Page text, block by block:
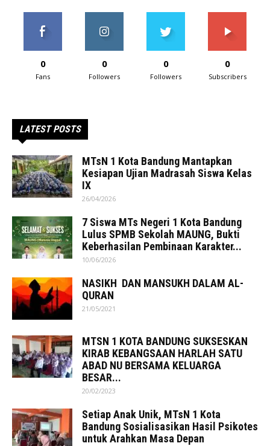
0
Fans
0
Followers
0
Followers
0
Subscribers
LATEST POSTS
MTsN 1 Kota Bandung Mantapkan
Kesiapan Ujian Madrasah Siswa Kelas
IX
26/04/2026
7 Siswa MTs Negeri 1 Kota Bandung
Lulus SPMB Sekolah MAUNG, Bukti
Keberhasilan Pembinaan Karakter...
10/06/2026
NASIKH DAN MANSUKH DALAM AL-
QURAN
21/05/2021
MTSN 1 KOTA BANDUNG SUKSESKAN
KIRAB KEBANGSAAN HARLAH SATU
ABAD NU BERSAMA KELUARGA
BESAR...
20/02/2023
Setiap Anak Unik, MTsN 1 Kota
Bandung Sosialisasikan Hasil Psikotes
untuk Arahkan Masa Depan